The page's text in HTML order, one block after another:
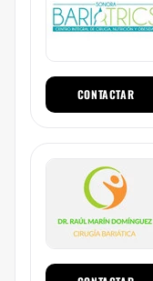
CONTACTAR